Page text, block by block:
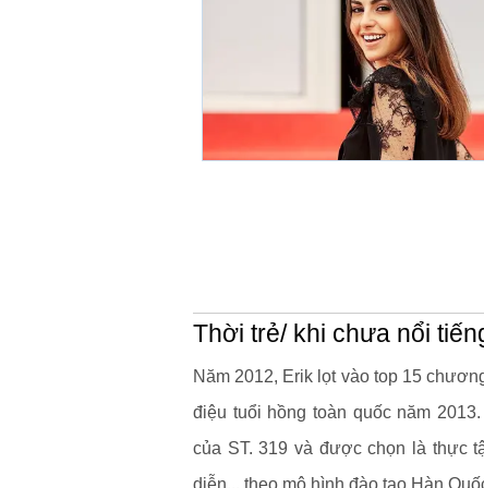
Thời trẻ/ khi chưa nổi
Năm 2012, Erik lọt vào top 15
điệu tuổi hồng toàn quốc năm
của ST. 319 và được chọn là thực
diễn... theo mô hình đào tạo Hàn